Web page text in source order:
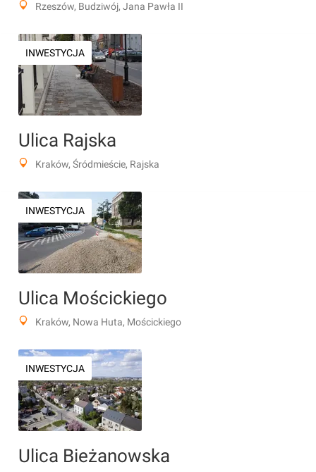
Rzeszów, Budziwój, Jana Pawła II
INWESTYCJA
Ulica Rajska
Kraków, Śródmieście, Rajska
INWESTYCJA
Ulica Mościckiego
Kraków, Nowa Huta, Mościckiego
INWESTYCJA
Ulica Bieżanowska